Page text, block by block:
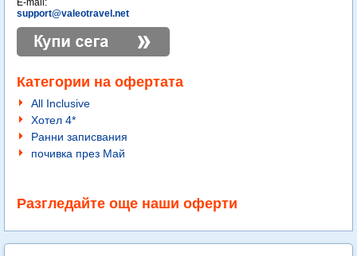
E-mail:
support@valeotravel.net
Категории на офертата
All Inclusive
Хотел 4*
Ранни записвания
почивка през Май
Разгледайте още наши оферти